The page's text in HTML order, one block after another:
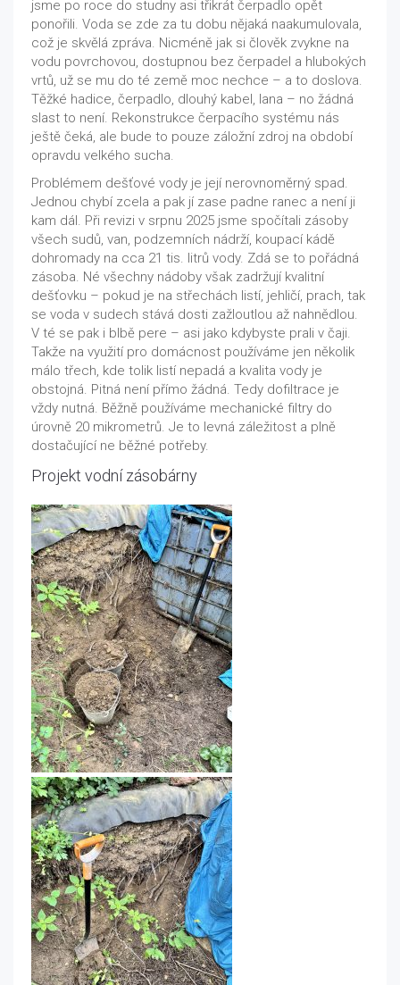
jsme po roce do studny asi třikrát čerpadlo opět
ponořili. Voda se zde za tu dobu nějaká naakumulovala,
což je skvělá zpráva. Nicméně jak si člověk zvykne na
vodu povrchovou, dostupnou bez čerpadel a hlubokých
vrtů, už se mu do té země moc nechce – a to doslova.
Těžké hadice, čerpadlo, dlouhý kabel, lana – no žádná
slast to není. Rekonstrukce čerpacího systému nás
ještě čeká, ale bude to pouze záložní zdroj na období
opravdu velkého sucha.
Problémem dešťové vody je její nerovnoměrný spad.
Jednou chybí zcela a pak jí zase padne ranec a není ji
kam dál. Při revizi v srpnu 2025 jsme spočítali zásoby
všech sudů, van, podzemních nádrží, koupací kádě
dohromady na cca 21 tis. litrů vody. Zdá se to pořádná
zásoba. Né všechny nádoby však zadržují kvalitní
dešťovku – pokud je na střechách listí, jehličí, prach, tak
se voda v sudech stává dosti zažloutlou až nahnědlou.
V té se pak i blbě pere – asi jako kdybyste prali v čaji.
Takže na využití pro domácnost používáme jen několik
málo třech, kde tolik listí nepadá a kvalita vody je
obstojná. Pitná není přímo žádná. Tedy dofiltrace je
vždy nutná. Běžně používáme mechanické filtry do
úrovně 20 mikrometrů. Je to levná záležitost a plně
dostačující ne běžné potřeby.
Projekt vodní zásobárny